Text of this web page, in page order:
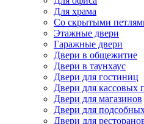
Для храма
Со скрытыми
Этажные двери
Гаражные двери
Двери в общежитие
Двери в таунхаус
Двери для гостиниц
Двери для кассовых
Двери для магазинов
Двери для
Двери для